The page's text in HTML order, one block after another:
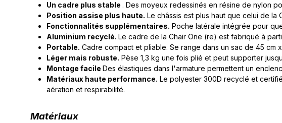
Un cadre plus stable . Des moyeux redessinés en résine de nylon
Position assise plus haute. Le châssis est plus haut que celui de la
Fonctionnalités supplémentaires. Poche latérale intégrée pour
Aluminium recyclé. Le cadre de la Chair One (re) est fabriqué à
Portable. Cadre compact et pliable. Se range dans un sac de 45 cm
Léger mais robuste. Pèse 1,3 kg une fois plié et peut supporter
Montage facile Des élastiques dans l'armature permettent un
Matériaux haute performance. Le polyester 300D recyclé et
aération et respirabilité.
Matériaux